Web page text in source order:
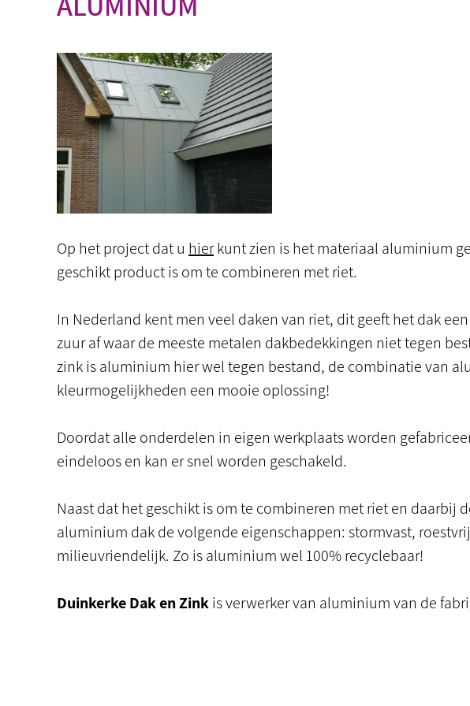
Op het project dat u hierkunt zien is het materiaal aluminium
geschikt product is om te combineren met riet.
In Nederland kent men veel daken van riet, dit geeft het dak
zuur af waar de meeste metalen dakbedekkingen niet tegen
zink is aluminium hier wel tegen bestand, de combinatie van
kleurmogelijkheden een mooie oplossing!
Doordat alle onderdelen in eigen werkplaats worden
eindeloos en kan er snel worden geschakeld.
Naast dat het geschikt is om te combineren met riet en daarbij
aluminium dak de volgende eigenschappen: stormvast,
milieuvriendelijk. Zo is aluminium wel 100% recyclebaar!
Duinkerke Dak en Zinkis verwerker van aluminium van de